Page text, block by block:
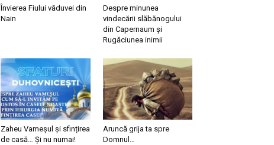
Învierea Fiului văduvei din
Nain
Despre minunea
vindecării slăbănogului
din Capernaum și
Rugăciunea inimii
Zaheu Vameșul și sfințirea
de casă… Și nu numai!
Aruncă grija ta spre
Domnul…